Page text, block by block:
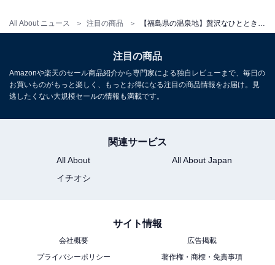
All About ニュース 注目の商品
アクセス
交通手段：福島駅よりバス（無料送迎有り）で約30分/福
島西ICより車で約20分
※料金は公式Webサイト参考価格
チェックアウト：10:00
※プランにより時間が異なる可能性があります
注目の商品
Amazonや楽天のセール商品紹介から専門家による独自レビューまで、毎日の
お買いものがもっと楽しく、もっとお得になる注目の商品情報をお届け。見
逃したくない大規模セールの情報も満載です。
関連サービス
All About
All About Japan
イチオシ
サイト情報
会社概要
広告掲載
プライバシーポリシー
著作権・商標・免責事項